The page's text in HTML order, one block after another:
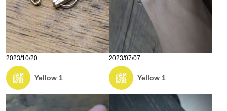
2023/10/20
Yellow 1
2023/07/07
Yellow 1